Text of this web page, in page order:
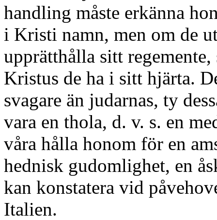
handling måste erkänna
i Kristi namn, men om de
upprätthålla sitt
Kristus de ha i sitt hjärta.
svagare än judarnas, ty
vara en thola, d. v. s. en
våra hålla honom för en
hednisk gudomlighet, en
kan konstatera vid
Italien.